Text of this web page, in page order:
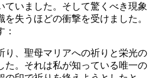
ていました。そして驚くべき現象
失うほどの衝撃を受けました。
り、聖母マリアへの祈りと栄光の
た。それは私が知っている唯一の